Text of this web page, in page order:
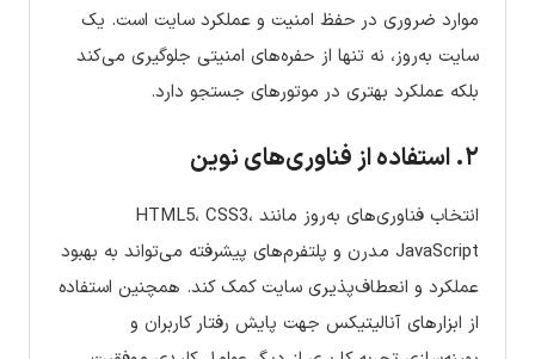
موارد ضروری در حفظ امنیت و عملکرد سایت است. یک
سایت به‌روز، نه تنها از حفره‌های امنیتی جلوگیری می‌کند
بلکه عملکرد بهتری در موتورهای جستجو دارد.
۲. استفاده از فناوری‌های نوین
انتخاب فناوری‌های به‌روز مانند HTML5، CSS3،
JavaScript مدرن و پلتفرم‌های پیشرفته می‌تواند به بهبود
عملکرد و انعطاف‌پذیری سایت کمک کند. همچنین استفاده
از ابزارهای آنالیتیکس جهت پایش رفتار کاربران و